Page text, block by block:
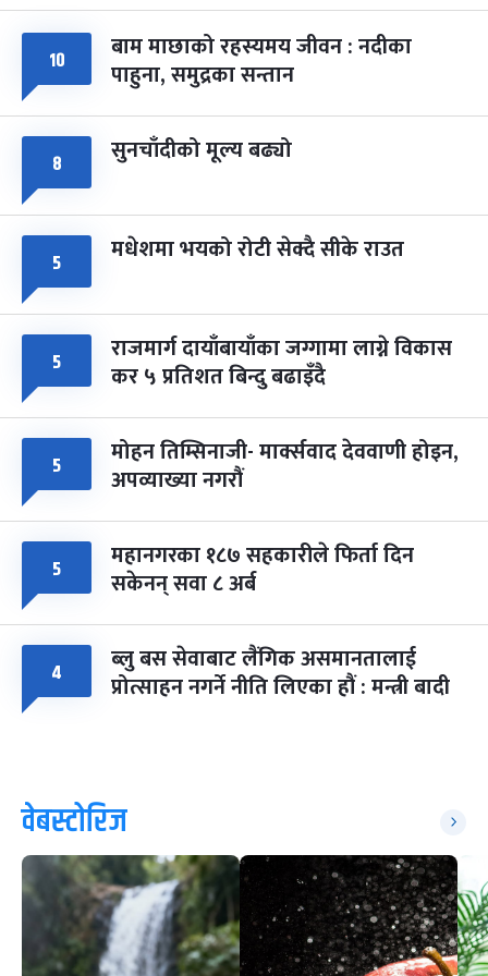
८ फागुपूर्णिमा
चैत्र ८, २०८३-Mar 22, 2027
७ महिना बाँकी
१० बाम माछाको रहस्यमय जीवन : नदीका
पाहुना, समुद्रका सन्तान
८ सुनचाँदीको मूल्य बढ्यो
५ मधेशमा भयको रोटी सेक्दै सीके राउत
५ राजमार्ग दायाँबायाँका जग्गामा लाग्ने विकास
कर ५ प्रतिशत बिन्दु बढाइँदै
५ मोहन तिम्सिनाजी- मार्क्सवाद देववाणी होइन,
अपव्याख्या नगरौं
५ महानगरका १८७ सहकारीले फिर्ता दिन
सकेनन् सवा ८ अर्ब
४ ब्लु बस सेवाबाट लैंगिक असमानतालाई
प्रोत्साहन नगर्ने नीति लिएका हौं : मन्त्री बादी
वेबस्टोरिज